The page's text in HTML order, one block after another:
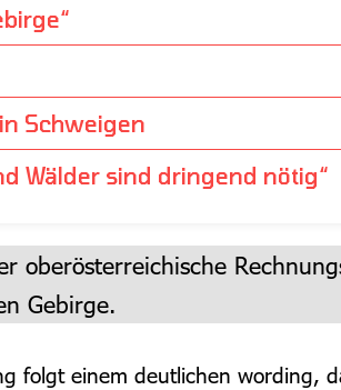
Schweigen
Wälder sind dringend nötig“
oberösterreichische
Gebirge.
folgt einem deutlichen wording,